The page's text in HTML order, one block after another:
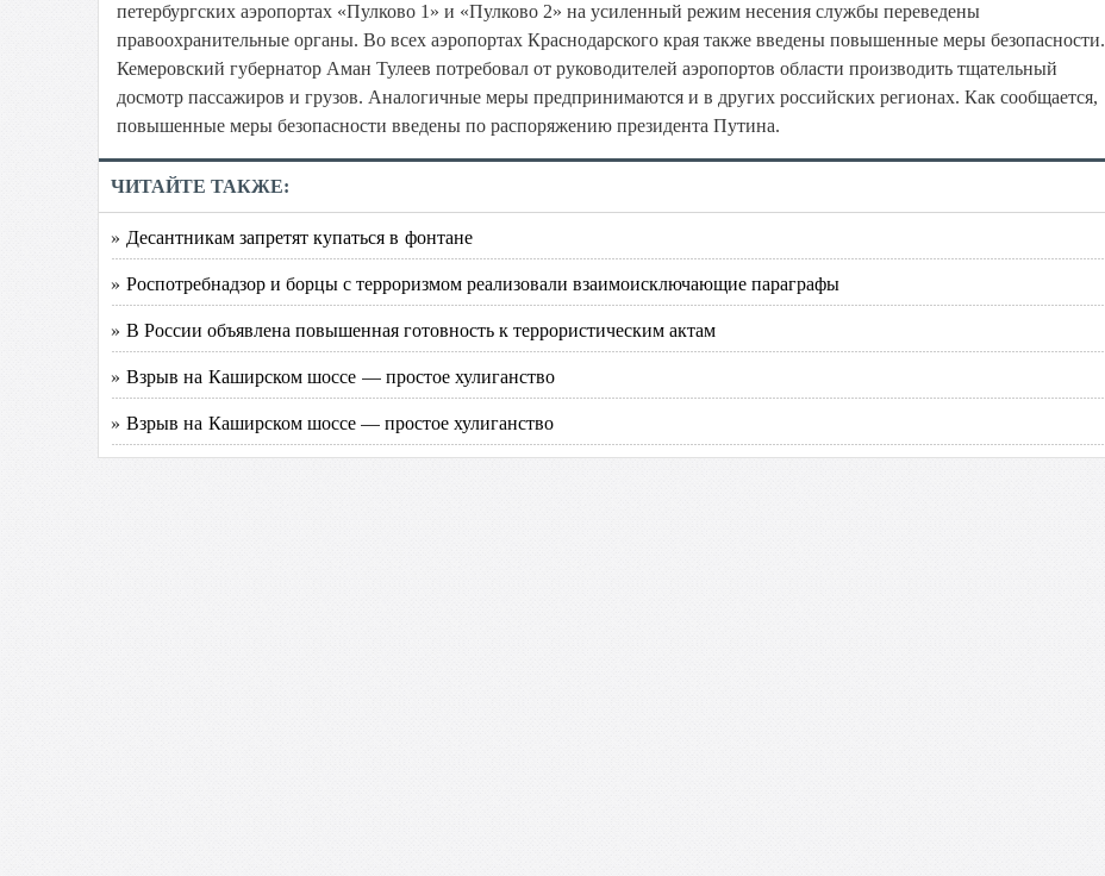
петербургских аэропортах «Пулково 1» и «Пулково 2» на усиленный режим несения службы переведены
правоохранительные органы. Во всех аэропортах Краснодарского края также введены повышенные меры безопасности.
Кемеровский губернатор Аман Тулеев потребовал от руководителей аэропортов области производить тщательный
досмотр пассажиров и грузов. Аналогичные меры предпринимаются и в других российских регионах. Как сообщается,
повышенные меры безопасности введены по распоряжению президента Путина.
ЧИТАЙТЕ ТАКЖЕ:
» Десантникам запретят купаться в фонтане
» Роспотребнадзор и борцы с терроризмом реализовали взаимоисключающие параграфы
» В России объявлена повышенная готовность к террористическим актам
» Взрыв на Каширском шоссе — простое хулиганство
» Взрыв на Каширском шоссе — простое хулиганство